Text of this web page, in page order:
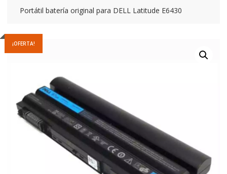
Portátil batería original para DELL Latitude E6430
¡OFERTA!